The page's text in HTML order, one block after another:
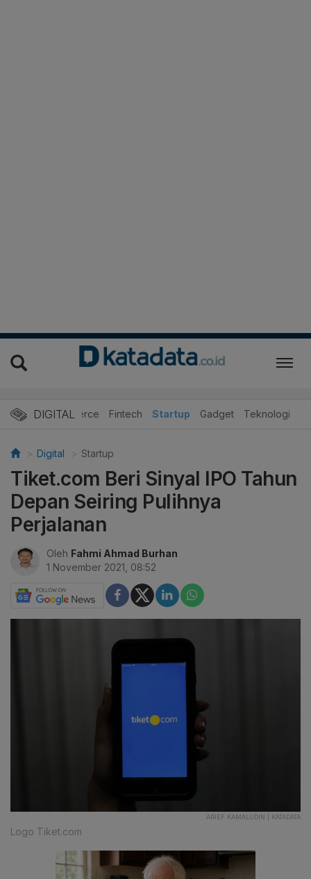
DIGITAL
E-Commerce Fintech Startup Gadget Teknologi
Digital Startup
Tiket.com Beri Sinyal IPO Tahun
Depan Seiring Pulihnya
Perjalanan
Oleh Fahmi Ahmad Burhan
1 November 2021, 08:52
ARIEF KAMALUDIN | KATADATA
Logo Tiket.com